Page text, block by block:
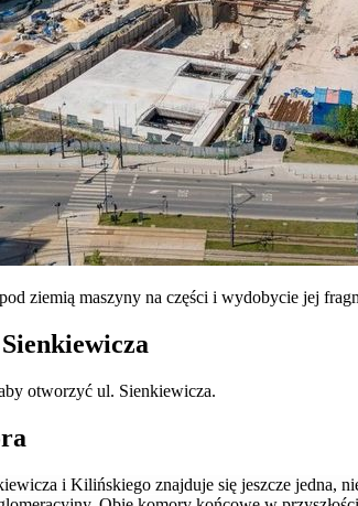
ziemią maszyny na części i wydobycie jej
otworzyć ul. Sienkiewicza.
i Kilińskiego znajduje się jeszcze jedna,